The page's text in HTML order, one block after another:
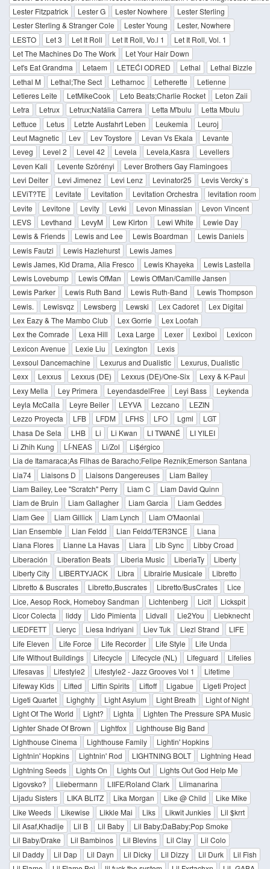
Lester Fitzpatrick
Lester G Lester Nowhere
Lester Sterling
Lester Sterling & Stranger Cole
Lester Young
Lester, Nowhere
LESTO
Let 3 Let It Roll Let It Roll, Vo.l 1
Let It Roll, Vol. 1
Let The Machines Do The Work
Let Your Hair Down
Let's Eat Grandma
Letaem LETEĆI ODRED Lethal
Lethal Bizzle
Lethal M
Lethal;The Sect Letharnoc Letherette
Letienne
Letieres Leite
LetMikeCook Leto Beats;Charlie Rocket
Leton Zaii
Letra
Letrux Letrux;Natália Carrera Letta M'bulu
Letta Mbulu
Lettuce
Letus Letzte Ausfahrt Leben Leukemia
Leuroj
Leut Magnetic
Lev Lev Toystore Levan Vs Ekala
Levante
Leveg
Level 2 Level 42 Levela Levela,Kasra
Levellers
Leven Kali
Levente Szörényi
Lever Brothers Gay Flamingoes
Levi Deiter
Levi Jimenez Levi Lenz Levinator25
Levis Vercky`s
LEViT?TE
Levitate Levitation Levitation Orchestra
levitation room
Levite
Levitone Levity Levki Levon Minassian
Levon Vincent
LEVS
Levthand LevyM Lew Kirton Lewi White
Lewie Day
Lewis & Friends
Lewis and Lee Lewis Boardman
Lewis Daniels
Lewis Fautzi
Lewis Hazlehurst
Lewis James
Lewis James, Kid Drama, Alia Fresco
Lewis Khayeka
Lewis Lastella
Lewis Lovebump
Lewis OfMan
Lewis OfMan/Camille Jansen
Lewis Parker
Lewis Ruth Band Lewis Ruth-Band
Lewis Thompson
Lewis.
Lewisvqz Lewsberg Lewski Lex Cadoret
Lex Digital
Lex Eazy & The Mambo Club
Lex Gorrie
Lex Loofah
Lex the Comrade
Lexa Hill Lexa Large Lexer Lexiboi
Lexicon
Lexicon Avenue
Lexie Liu Lexington
Lexis
Lexsoul Dancemachine
Lexurus and Dualistic
Lexurus, Dualistic
Lexx
Lexxus Lexxus (DE) Lexxus (DE)/One-Six
Lexy & K-Paul
Lexy Mella
Ley Primera LeyendasdelFree Leyi Bass
Leykenda
Leyla McCalla
Leyre Beiler LEYVA Lezcano
LEZIN
Lezzo Proyecta
LFB LFDM LFHS LFO Lgml
LGT
Lhasa De Sela
LHB Li Li Kwan LI TWANÉ
LI YILEI
Li Zhih Kung
LÍ-NEAS Li/Zol
Li$érgico
Lia de Itamaraca;As Filhas de Baracho;Felipe Reznik;Emerson Santana
Lia74
Liaisons D Liaisons Dangereuses
Liam Bailey
Liam Bailey, Lee "Scratch" Perry
Liam C
Liam David Quinn
Liam de Bruin
Liam Gallagher Liam Garcia
Liam Geddes
Liam Gee
Liam Gillick Liam Lynch
Liam O'Maonlai
Lian Ensemble
Lian Feldd Lian Feldd/TER3NCE
Liana
Liana Flores
Lianne La Havas Liara Lib Sync
Libby Croad
Liberación
Liberation Beats Liberia Music LiberiaTy
Liberty
Liberty City
LIBERTYJACK Libra Librairie Musicale
Libretto
Libretto & Buscrates
Libretto,Buscrates Libretto/BusCrates
Lice
Lice, Aesop Rock, Homeboy Sandman
Lichtenberg Licit
Lickspit
Licor Colecta
liddy Lido Pimienta Lidvall Lie2You
Liebknecht
LIEDFETT
Lieryc Liesa Indriyani Liev Tuk Liezl Strand
LIFE
Life Eleven
Life Force Life Recorder Life Style
Life Unda
Life Without Buildings
Lifecycle Lifecycle (NL) Lifeguard
Lifelies
Lifesavas
Lifestyle2 Lifestyle2 - Jazz Grooves Vol 1
Lifetime
Lifeway Kids
Lifted Liftin Spirits Liftoff Ligabue
Ligeti Project
Ligeti Quartet
Lighghty Light Asylum Light Breath
Light of Night
Light Of The World
Light? Lighta
Lighten The Pressure SPA Music
Lighter Shade Of Brown
Lightfox
Lighthouse Big Band
Lighthouse Cinema
Lighthouse Family
Lightin' Hopkins
Lightnin' Hopkins
Lightnin' Rod LIGHTNING BOLT
Lightning Head
Lightning Seeds
Lights On Lights Out
Lights Out God Help Me
Ligovsko?
Liiebermann LIIFE/Roland Clark
Liimanarina
Lijadu Sisters
LIKA BLITZ Lika Morgan Like @ Child
Like Mike
Like Weeds
Likewise Likkle Mai Liks Likwit Junkies
Lil $krrt
Lil Asaf,Khadije
Lil B Lil Baby
Lil Baby;DaBaby;Pop Smoke
Lil Baby/Drake
Lil Bambinos Lil Blevins Lil Clay
Lil Colo
Lil Daddy
Lil Dap Lil Dayn Lil Dicky Lil Dizzy Lil Durk
Lil Fish